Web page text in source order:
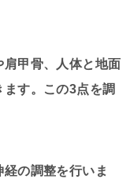
肩甲骨、人体と地面
す。この3点を調
経の調整を行いま